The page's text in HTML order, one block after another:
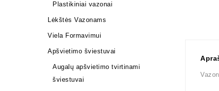
Plastikiniai vazonai
Lėkštės Vazonams
Viela Formavimui
Apšvietimo šviestuvai
Augalų apšvietimo tvirtinami
šviestuvai